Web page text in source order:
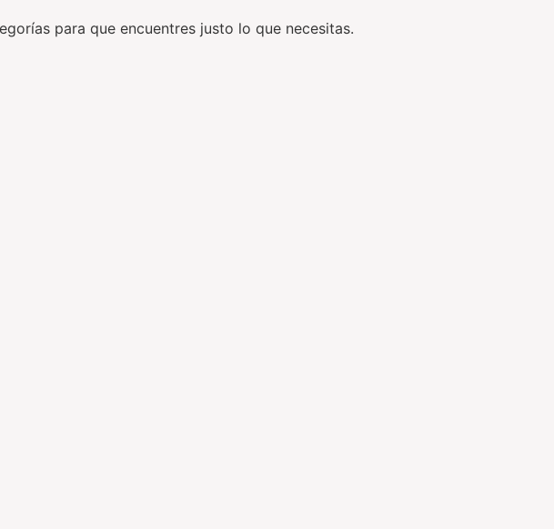
para que encuentres justo lo que necesitas.